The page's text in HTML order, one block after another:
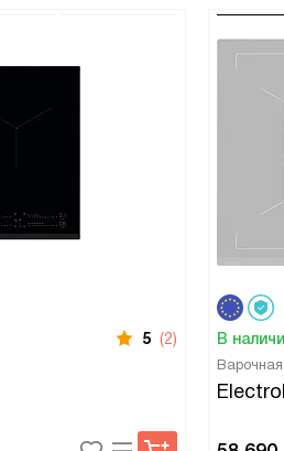
5 (2) В